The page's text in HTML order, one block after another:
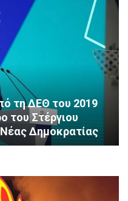
1.500
πυροσβέστες στα
ΝΔ και τη 2η